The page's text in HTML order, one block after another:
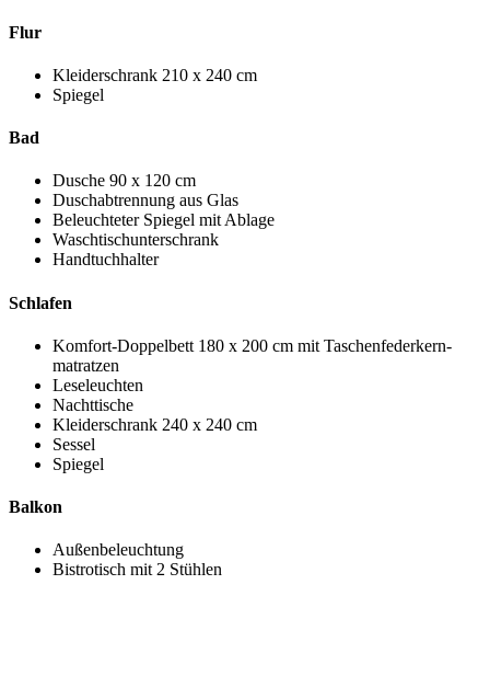
Flur
Kleiderschrank 210 x 240 cm
Spiegel
Bad
Dusche 90 x 120 cm
Duschabtrennung aus Glas
Beleuchteter Spiegel mit Ablage
Waschtischunterschrank
Handtuchhalter
Schlafen
Komfort-Doppelbett 180 x 200 cm mit Taschenfederkern­
matratzen
Leseleuchten
Nachttische
Kleiderschrank 240 x 240 cm
Sessel
Spiegel
Balkon
Außenbeleuchtung
Bistrotisch mit 2 Stühlen